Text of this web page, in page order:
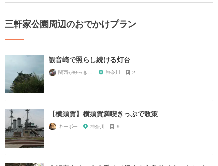
三軒家公園周辺のおでかけプラン
観音崎で照らし続ける灯台
関西が好っきゃねん 神奈川 2
【横須賀】横須賀満喫きっぷで散策
キーボー 神奈川 9